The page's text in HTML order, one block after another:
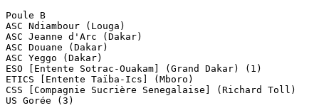
Poule B
ASC Ndiambour (Louga)
ASC Jeanne d'Arc (Dakar)
ASC Douane (Dakar)
ASC Yeggo (Dakar)
ESO [Entente Sotrac-Ouakam] (Grand Dakar) (1)
ETICS [Entente Taïba-Ics] (Mboro)
CSS [Compagnie Sucrière Senegalaise] (Richard Toll)
US Gorée (3)